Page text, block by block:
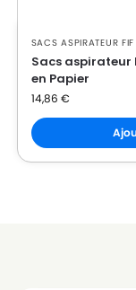
SACS ASPIRATEUR FIF
Sacs aspirateur
en Papier
14,86 €